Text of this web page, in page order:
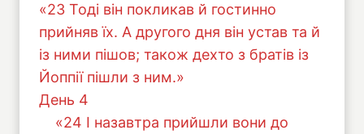
«23 Тоді він покликав й гостинно
прийняв їх. А другого дня він устав та й
із ними пішов; також дехто з братів із
Йоппії пішли з ним.»
День 4
«24 І назавтра прийшли вони до